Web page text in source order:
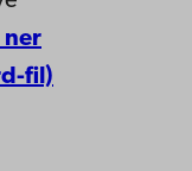
ner
fil)